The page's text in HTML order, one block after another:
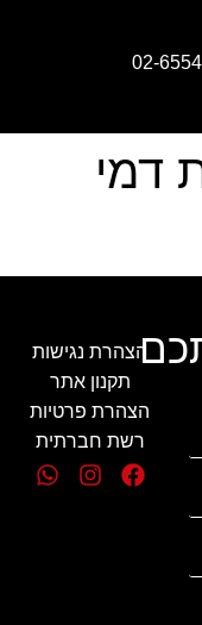
02-
דמי
הצהרת נגישות
תקנון אתר
הצהרת פרטיות
רשת חברתית